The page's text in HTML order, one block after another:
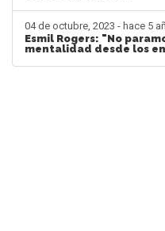
04 de octubre, 2023 - hace 5
Esmil Rogers: "No
mentalidad desde los